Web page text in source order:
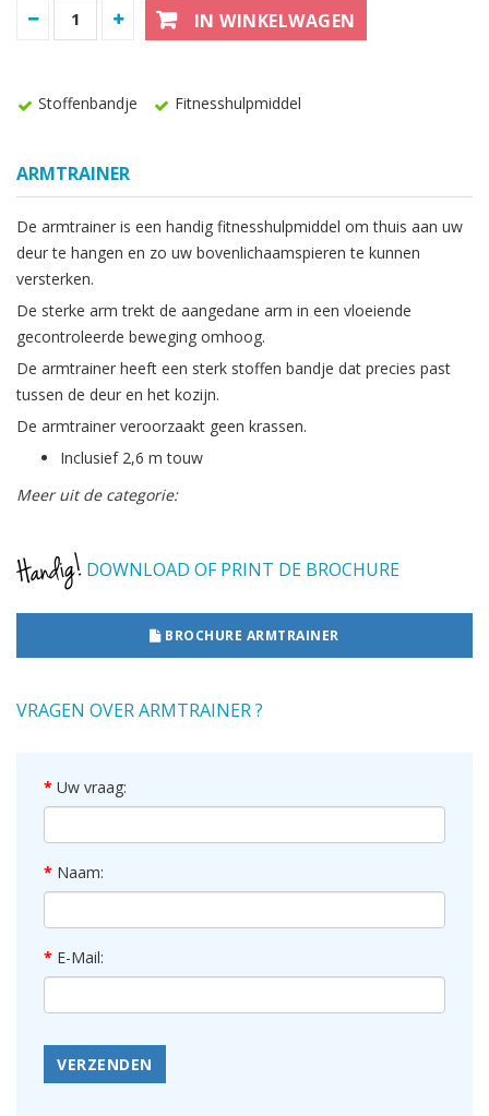
IN WINKELWAGEN
Stoffenbandje Fitnesshulpmiddel
ARMTRAINER
De armtrainer is een handig fitnesshulpmiddel om thuis aan uw
deur te hangen en zo uw bovenlichaamspieren te kunnen
versterken.
De sterke arm trekt de aangedane arm in een vloeiende
gecontroleerde beweging omhoog.
De armtrainer heeft een sterk stoffen bandje dat precies past
tussen de deur en het kozijn.
De armtrainer veroorzaakt geen krassen.
Inclusief 2,6 m touw
Meer uit de categorie:
DOWNLOAD OF PRINT DE BROCHURE
BROCHURE ARMTRAINER
VRAGEN OVER ARMTRAINER ?
Uw vraag:
Naam:
E-Mail:
VERZENDEN